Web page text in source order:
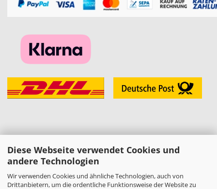
Diese Webseite verwendet Cookies und
andere Technologien
Wir verwenden Cookies und ähnliche Technologien, auch von
Drittanbietern, um die ordentliche Funktionsweise der Website zu
KONTAKT
» Melzer Modellbau
Daniel Melzer
Alte Halberstädter Straße 22